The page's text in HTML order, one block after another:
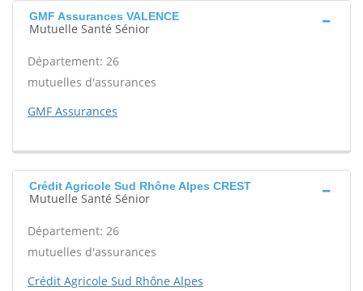
GMF Assurances VALENCE
Mutuelle Santé Sénior
Département: 26
mutuelles d'assurances
GMF Assurances
Crédit Agricole Sud Rhône Alpes CREST
Mutuelle Santé Sénior
Département: 26
mutuelles d'assurances
Crédit Agricole Sud Rhône Alpes